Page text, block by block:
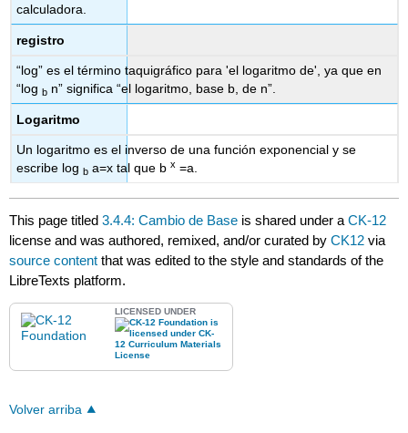
calculadora.
registro
“log” es el término taquigráfico para 'el logaritmo de', ya que en
“logb n” significa “el logaritmo, base b, de n”.
Logaritmo
Un logaritmo es el inverso de una función exponencial y se
escribe logb a=x tal que bx =a.
This page titled3.4.4: Cambio de Base is shared under aCK-12
license and was authored, remixed, and/or curated byCK12 via
source content that was edited to the style and standards of the
LibreTexts platform.
LICENSED UNDER
Volver arriba